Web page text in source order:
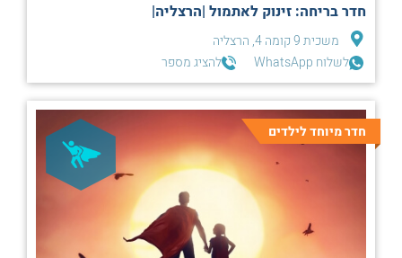
חדר בריחה: זינוק לאתמול |הרצליה|
משכית 9 קומה 4, הרצליה
לשלוח WhatsApp
להציג מספר
חדר מיוחד לילדים